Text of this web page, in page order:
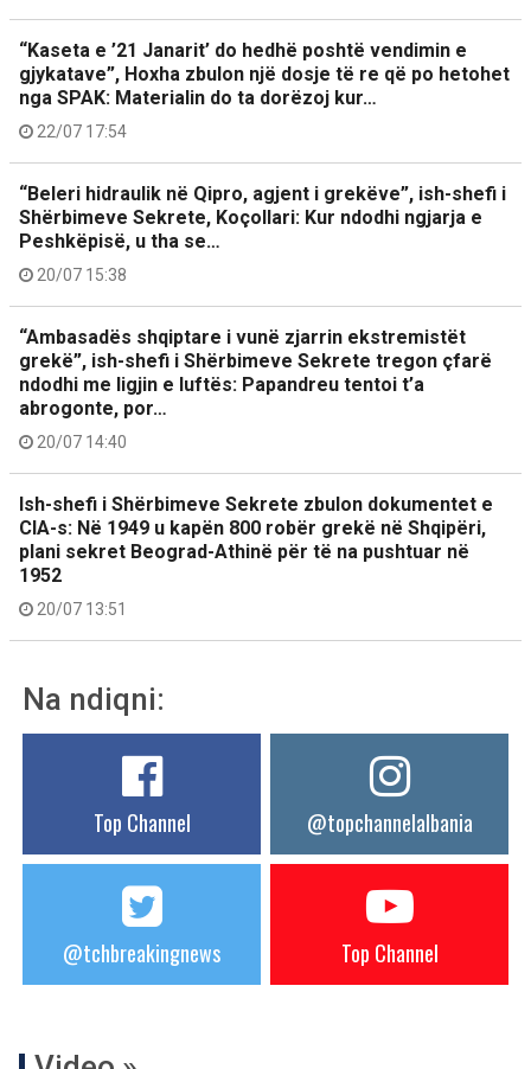
“Kaseta e ’21 Janarit’ do hedhë poshtë vendimin e
gjykatave”, Hoxha zbulon një dosje të re që po hetohet
nga SPAK: Materialin do ta dorëzoj kur…
22/07 17:54
“Beleri hidraulik në Qipro, agjent i grekëve”, ish-shefi i
Shërbimeve Sekrete, Koçollari: Kur ndodhi ngjarja e
Peshkëpisë, u tha se…
20/07 15:38
“Ambasadës shqiptare i vunë zjarrin ekstremistët
grekë”, ish-shefi i Shërbimeve Sekrete tregon çfarë
ndodhi me ligjin e luftës: Papandreu tentoi t’a
abrogonte, por…
20/07 14:40
Ish-shefi i Shërbimeve Sekrete zbulon dokumentet e
CIA-s: Në 1949 u kapën 800 robër grekë në Shqipëri,
plani sekret Beograd-Athinë për të na pushtuar në
1952
20/07 13:51
Na ndiqni:
Top Channel @topchannelalbania
@tchbreakingnews Top Channel